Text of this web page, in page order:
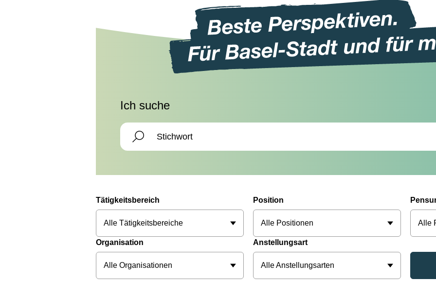
Ich suche
Tätigkeitsbereich
Alle Tätigkeitsbereiche
Position
Alle Positionen Alle
Organisation
Alle Organisationen
Anstellungsart
Alle Anstellungsarten